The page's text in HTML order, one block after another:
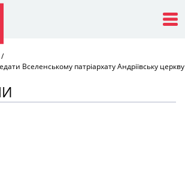
Вселенському патріархату Андріївську церкву